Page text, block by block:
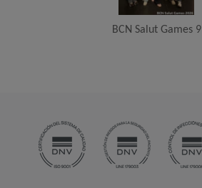
BCN Salut Games 9